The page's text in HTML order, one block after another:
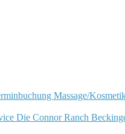
Die Connor Ranch